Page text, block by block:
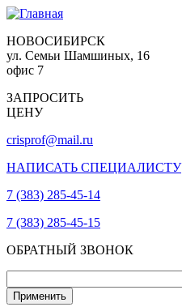
НОВОСИБИРСК
ул. Семьи Шамшиных, 16
офис 7
ЗАПРОСИТЬ
ЦЕНУ
crisprof@mail.ru
НАПИСАТЬ СПЕЦИАЛИСТУ
7 (383) 285-45-14
7 (383) 285-45-15
ОБРАТНЫЙ ЗВОНОК